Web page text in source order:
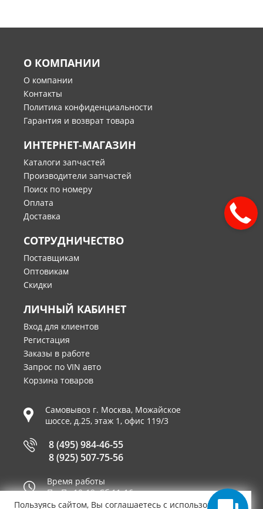
О КОМПАНИИ
О компании
Контакты
Политика конфиденциальности
Гарантия и возврат товара
ИНТЕРНЕТ-МАГАЗИН
Каталоги запчастей
Производители запчастей
Поиск по номеру
Оплата
Доставка
СОТРУДНИЧЕСТВО
Поставщикам
Оптовикам
Скидки
ЛИЧНЫЙ КАБИНЕТ
Вход для клиентов
Регистация
Заказы в работе
Запрос по VIN авто
Корзина товаров
Самовывоз г. Москва, Можайское
шоссе, д.25, этаж 1, офис 119/3
8 (495) 984-46-55
8 (925) 507-75-56
Время работы
Пн-Пт 10-19, Сб 11-16
Пользуясь сайтом, Вы соглашаетесь с использованием